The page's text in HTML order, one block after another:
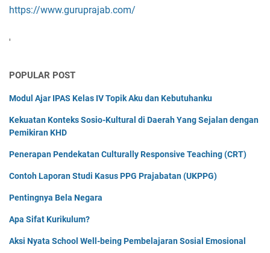
https://www.guruprajab.com/
'
POPULAR POST
Modul Ajar IPAS Kelas IV Topik Aku dan Kebutuhanku
Kekuatan Konteks Sosio-Kultural di Daerah Yang Sejalan dengan
Pemikiran KHD
Penerapan Pendekatan Culturally Responsive Teaching (CRT)
Contoh Laporan Studi Kasus PPG Prajabatan (UKPPG)
Pentingnya Bela Negara
Apa Sifat Kurikulum?
Aksi Nyata School Well-being Pembelajaran Sosial Emosional